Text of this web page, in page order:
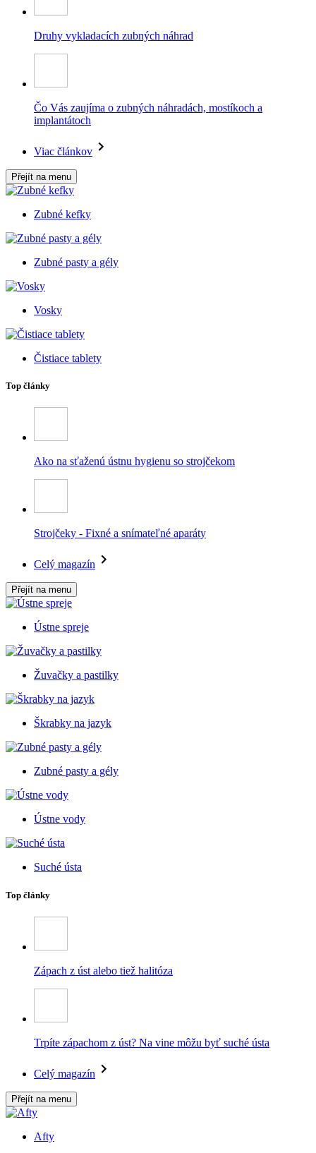
Druhy vykladacích zubných náhrad
Čo Vás zaujíma o zubných náhradách, mostíkoch a
implantátoch
Viac článkov
Přejít na menu
Zubné kefky
Zubné pasty a gély
Vosky
Čistiace tablety
Top články
Ako na sťaženú ústnu hygienu so strojčekom
Strojčeky - Fixné a snímateľné aparáty
Celý magazín
Přejít na menu
Ústne spreje
Žuvačky a pastilky
Škrabky na jazyk
Zubné pasty a gély
Ústne vody
Suché ústa
Top články
Zápach z úst alebo tiež halitóza
Trpíte zápachom z úst? Na vine môžu byť suché ústa
Celý magazín
Přejít na menu
Afty